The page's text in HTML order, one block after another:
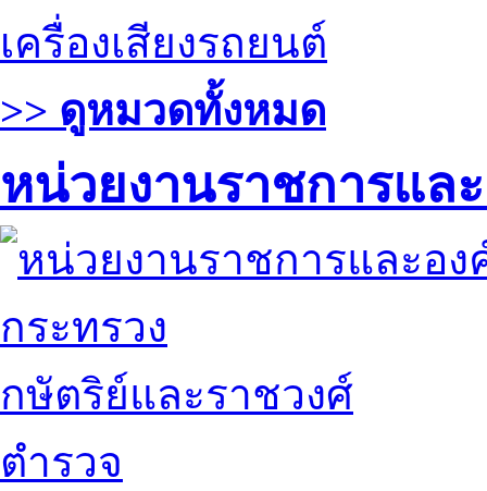
เครื่องเสียงรถยนต์
>> ดูหมวดทั้งหมด
หน่วยงานราชการแล
กระทรวง
กษัตริย์และราชวงศ์
ตำรวจ